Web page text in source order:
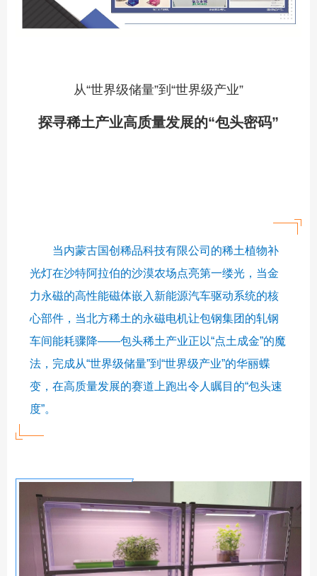
从“世界级储量”到“世界级产业”
探寻稀土产业高质量发展的“包头密码”
当内蒙古国创稀品科技有限公司的稀土植物补
光灯在沙特阿拉伯的沙漠农场点亮第一缕光，当金
力永磁的高性能磁体嵌入新能源汽车驱动系统的核
心部件，当北方稀土的永磁电机让包钢集团的轧钢
车间能耗骤降——包头稀土产业正以“点土成金”的魔
法，完成从“世界级储量”到“世界级产业”的华丽蝶
变，在高质量发展的赛道上跑出令人瞩目的“包头速
度”。